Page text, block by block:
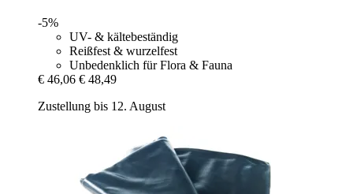
-5%
UV- & kältebeständig
Reißfest & wurzelfest
Unbedenklich für Flora & Fauna
€ 46,06 € 48,49
Zustellung bis 12. August